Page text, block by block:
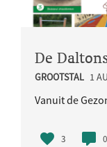
GROOTSTAL 1
3 0